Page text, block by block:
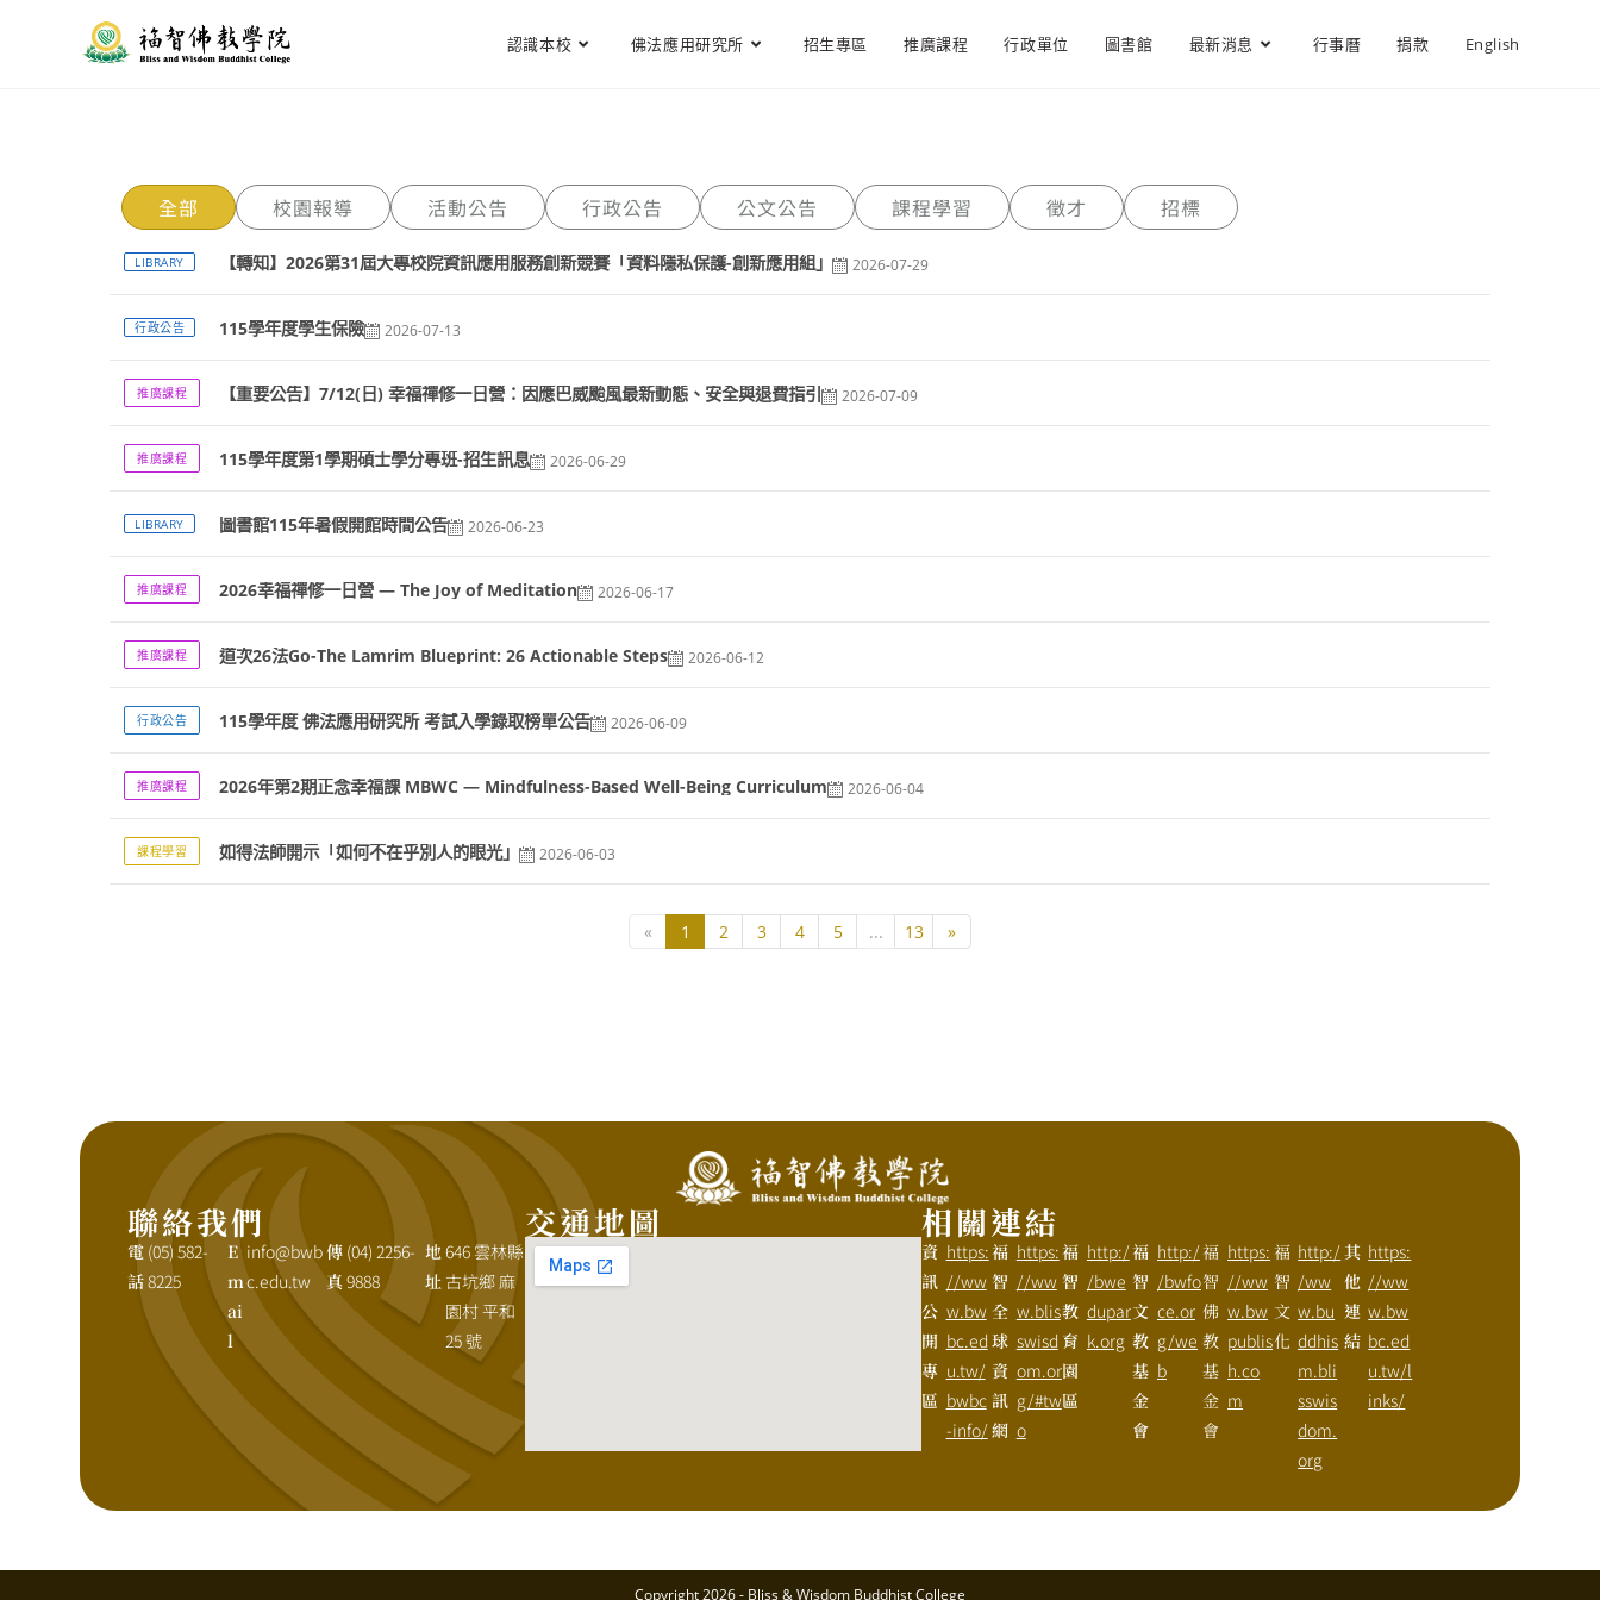
認識本校 佛法應用研究所 招生專區 推廣課程 行政單位 圖書館 最新消息 行事曆 捐款 English
全部 校園報導 活動公告 行政公告 公文公告 課程學習 徵才 招標
LIBRARY 【轉知】2026第31屆大專校院資訊應用服務創新競賽「資料隱私保護-創新應用組」 2026-07-29
行政公告 115學年度學生保險 2026-07-13
推廣課程 【重要公告】7/12(日) 幸福禪修一日營：因應巴威颱風最新動態、安全與退費指引 2026-07-09
推廣課程 115學年度第1學期碩士學分專班-招生訊息 2026-06-29
LIBRARY 圖書館115年暑假開館時間公告 2026-06-23
推廣課程 2026幸福禪修一日營 — The Joy of Meditation 2026-06-17
推廣課程 道次26法Go-The Lamrim Blueprint: 26 Actionable Steps 2026-06-12
行政公告 115學年度 佛法應用研究所 考試入學錄取榜單公告 2026-06-09
推廣課程 2026年第2期正念幸福課 MBWC — Mindfulness-Based Well-Being Curriculum 2026-06-04
課程學習 如得法師開示「如何不在乎別人的眼光」 2026-06-03
« 1 2 3 4 5 ... 13 »
聯絡我們
電
話
(05) 582-
8225
E
m
ai
l
info@bwb
c.edu.tw
傳
真
(04) 2256-
9888
地
址
646 雲林縣
古坑鄉 麻
園村 平和
25 號
交通地圖 相關連結
資
訊
公
開
專
區
https:
//ww
w.bw
bc.ed
u.tw/
bwbc
-info/
福
智
全
球
資
訊
網
https:
//ww
w.blis
swisd
om.or
g/#tw
o
福
智
教
育
園
區
http:/
/bwe
dupar
k.org
福
智
文
教
基
金
會
http:/
/bwfo
ce.or
g/we
b
福
智
佛
教
基
金
會
https:
//ww
w.bw
publis
h.co
m
福
智
文
化
http:/
/ww
w.bu
ddhis
m.bli
sswis
dom.
org
其
他
連
結
https:
//ww
w.bw
bc.ed
u.tw/l
inks/
Copyright 2026 - Bliss & Wisdom Buddhist College